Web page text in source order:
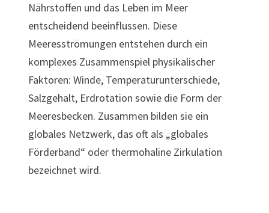
Nährstoffen und das Leben im Meer
entscheidend beeinflussen. Diese
Meeresströmungen entstehen durch ein
komplexes Zusammenspiel physikalischer
Faktoren: Winde, Temperaturunterschiede,
Salzgehalt, Erdrotation sowie die Form der
Meeresbecken. Zusammen bilden sie ein
globales Netzwerk, das oft als „globales
Förderband“ oder thermohaline Zirkulation
bezeichnet wird.